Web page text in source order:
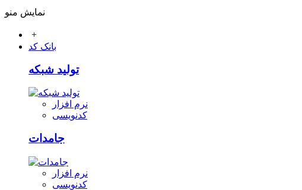
نمایش منو
+
بانک کد
تولید شبکه
نرم افزار
کدنویسی
جامدات
نرم افزار
کدنویسی